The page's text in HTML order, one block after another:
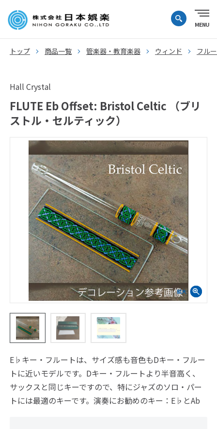
トップ 商品一覧 管楽器・教育楽器 ウィンド フル
Hall Crystal
FLUTE Eb Offset: Bristol Celtic （ブリ
ストル・セルティック）
E♭キー・フルートは、サイズ感も音色もDキー・フルー
トに近いモデルです。Dキー・フルートより半音高く、
サックスと同じキーですので、特にジャズのソロ・パー
トには最適のキーです。演奏にお勧めのキー：E♭とAb